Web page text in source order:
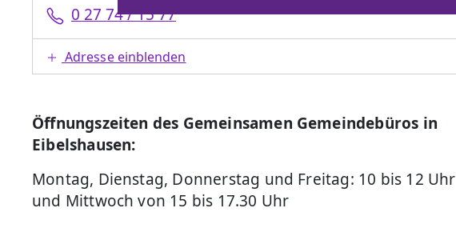
0 27 74 / 15 77
Adresse einblenden
Öffnungszeiten des Gemeinsamen Gemeindebüros in
Eibelshausen:
Montag, Dienstag, Donnerstag und Freitag: 10 bis 12 Uhr
und Mittwoch von 15 bis 17.30 Uhr